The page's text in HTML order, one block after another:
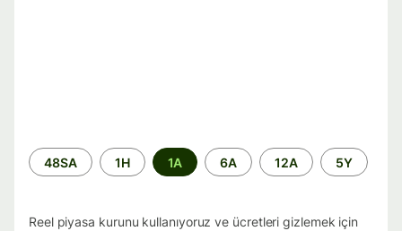
Zaman
aralığı
48SA 1H 1A 6A 12A 5Y
Reel piyasa kurunu kullanıyoruz ve ücretleri gizlemek için